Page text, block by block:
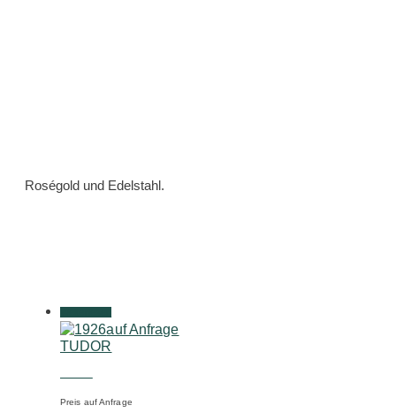
Roségold und Edelstahl.
auf Anfrage
TUDOR
Preis auf Anfrage